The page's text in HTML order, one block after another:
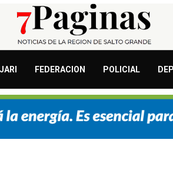
FEDERACION POLICIAL